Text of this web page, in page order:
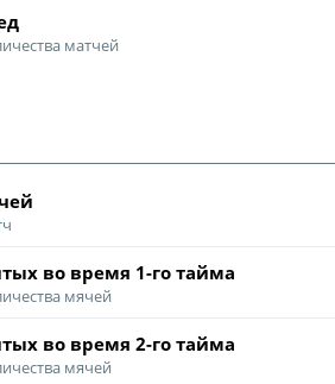
матчей
во время 1-го тайма
мячей
во время 2-го тайма
мячей